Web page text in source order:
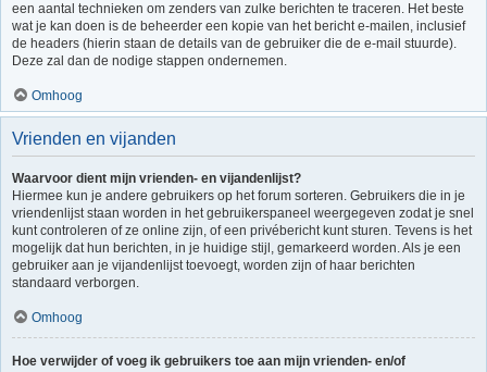
een aantal technieken om zenders van zulke berichten te traceren. Het beste
wat je kan doen is de beheerder een kopie van het bericht e-mailen, inclusief
de headers (hierin staan de details van de gebruiker die de e-mail stuurde).
Deze zal dan de nodige stappen ondernemen.
Omhoog
Vrienden en vijanden
Waarvoor dient mijn vrienden- en vijandenlijst?
Hiermee kun je andere gebruikers op het forum sorteren. Gebruikers die in je
vriendenlijst staan worden in het gebruikerspaneel weergegeven zodat je snel
kunt controleren of ze online zijn, of een privébericht kunt sturen. Tevens is het
mogelijk dat hun berichten, in je huidige stijl, gemarkeerd worden. Als je een
gebruiker aan je vijandenlijst toevoegt, worden zijn of haar berichten
standaard verborgen.
Omhoog
Hoe verwijder of voeg ik gebruikers toe aan mijn vrienden- en/of